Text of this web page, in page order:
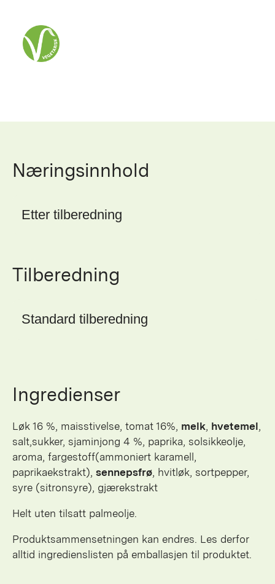
Næringsinnhold
Etter tilberedning
Tilberedning
Standard tilberedning
Ingredienser
Løk 16 %, maisstivelse, tomat 16%, melk hvetemel
salt,sukker, sjaminjong 4 %, paprika, solsikkeolje,
aroma, fargestoff(ammoniert karamell,
paprikaekstrakt),sennepsfrø , hvitløk, sortpepper,
syre (sitronsyre), gjærekstrakt
Helt uten tilsatt palmeolje.
Produktsammensetningen kan endres. Les derfor
alltid ingredienslisten på emballasjen til produktet.